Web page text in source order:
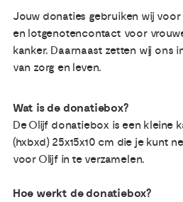
Jouw donaties gebruiken wij
en lotgenotencontact voor
kanker. Daarnaast zetten wij ons
van zorg en leven.
Wat is de donatiebox?
De Olijf donatiebox is een kleine
(hxbxd) 25x15x10 cm die je kunt
voor Olijf in te verzamelen.
Hoe werkt de donatiebox?